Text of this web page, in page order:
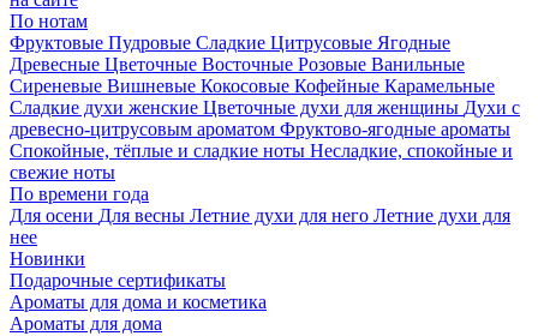
По нотам
Фруктовые Пудровые Сладкие Цитрусовые Ягодные
Древесные Цветочные Восточные Розовые Ванильные
Сиреневые Вишневые Кокосовые Кофейные Карамельные
Сладкие духи женские Цветочные духи для женщины Духи с
древесно-цитрусовым ароматом Фруктово-ягодные ароматы
Спокойные, тёплые и сладкие ноты Несладкие, спокойные и
свежие ноты
По времени года
Для осени Для весны Летние духи для него Летние духи для
нее
Новинки
Подарочные сертификаты
Ароматы для дома и косметика
Ароматы для дома